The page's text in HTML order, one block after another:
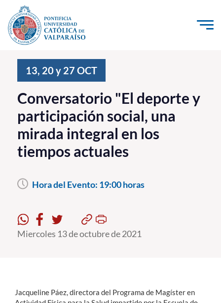
Click acá para ir directamente al contenido
Investigación, Creación e Innovación
PUCV Internacional
Vinculación con el Medio
Admisión
Pregrado
Formación Continua
13, 20 y 27 OCT
Conversatorio "El deporte y
participación social, una
mirada integral en los
tiempos actuales
Hora del Evento: 19:00 horas
Miercoles 13 de octubre de 2021
Jacqueline Páez, directora del Programa de Magíster en